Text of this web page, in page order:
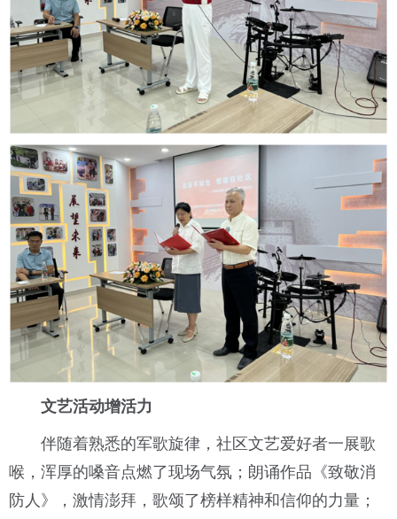
文艺活动增活力
伴随着熟悉的军歌旋律，社区文艺爱好者一展歌
喉，浑厚的嗓音点燃了现场气氛；朗诵作品《致敬消
防人》，激情澎拜，歌颂了榜样精神和信仰的力量；